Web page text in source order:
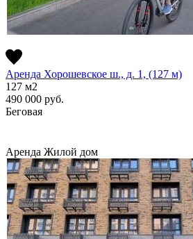
Аренда Хорошевское ш., д. 1, (127 м)
127 м2
490 000 руб.
Беговая
Аренда Жилой дом